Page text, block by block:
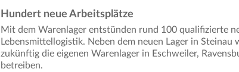
Hundert neue Arbeitsplätze
Mit dem Warenlager entstünden rund 100 qualifizierte
Lebensmittellogistik. Neben dem neuen Lager in Steinau
zukünftig die eigenen Warenlager in Eschweiler,
betreiben.